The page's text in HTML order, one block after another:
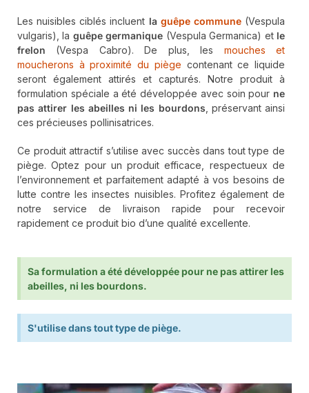
Les nuisibles ciblés incluent la guêpe commune(Vespula
vulgaris), la guêpe germanique (Vespula Germanica) et le
frelon (Vespa Cabro). De plus, les mouches et
moucherons à proximité du piège contenant ce liquide
seront également attirés et capturés. Notre produit à
formulation spéciale a été développée avec soin pour ne
pas attirer les abeilles ni les bourdons , préservant ainsi
ces précieuses pollinisatrices.
Ce produit attractif s’utilise avec succès dans tout type de
piège. Optez pour un produit efficace, respectueux de
l’environnement et parfaitement adapté à vos besoins de
lutte contre les insectes nuisibles. Profitez également de
notre service de livraison rapide pour recevoir
rapidement ce produit bio d’une qualité excellente.
Sa formulation a été développée pour ne pas attirer les
abeilles, ni les bourdons.
S'utilise dans tout type de piège.